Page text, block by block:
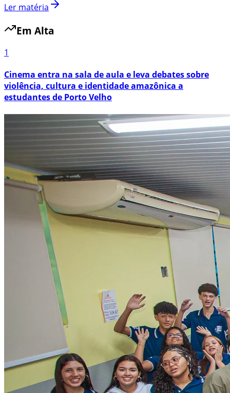
Ler matéria
Em Alta
1
Cinema entra na sala de aula e leva debates sobre
violência, cultura e identidade amazônica a
estudantes de Porto Velho